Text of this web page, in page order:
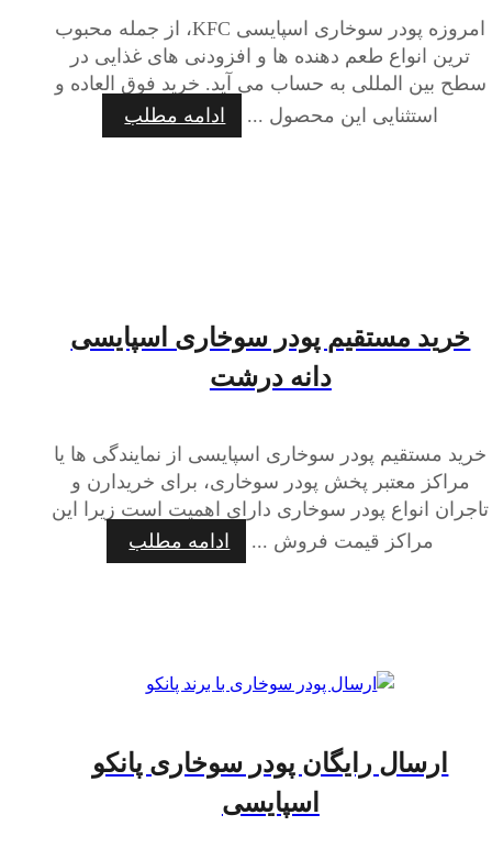
امروزه پودر سوخاری اسپایسی KFC، از جمله محبوب
ترین انواع طعم دهنده ها و افزودنی های غذایی در
سطح بین المللی به حساب می آید. خرید فوق العاده و
استثنایی این محصول ...
ادامه مطلب
خرید مستقیم پودر سوخاری اسپایسی
دانه درشت
خرید مستقیم پودر سوخاری اسپایسی از نمایندگی ها یا
مراکز معتبر پخش پودر سوخاری، برای خریدارن و
تاجران انواع پودر سوخاری دارای اهمیت است زیرا این
مراکز قیمت فروش ...
ادامه مطلب
ارسال رایگان پودر سوخاری پانکو
اسپایسی